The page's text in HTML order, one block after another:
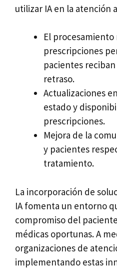
utilizar IA en la atención
El procesamiento
prescripciones
pacientes
retraso.
Actualizaciones
estado y
prescripciones.
Mejora de la
y pacientes
tratamiento.
La incorporación de
IA fomenta un entorno
compromiso del
médicas oportunas. A
organizaciones de
implementando estas